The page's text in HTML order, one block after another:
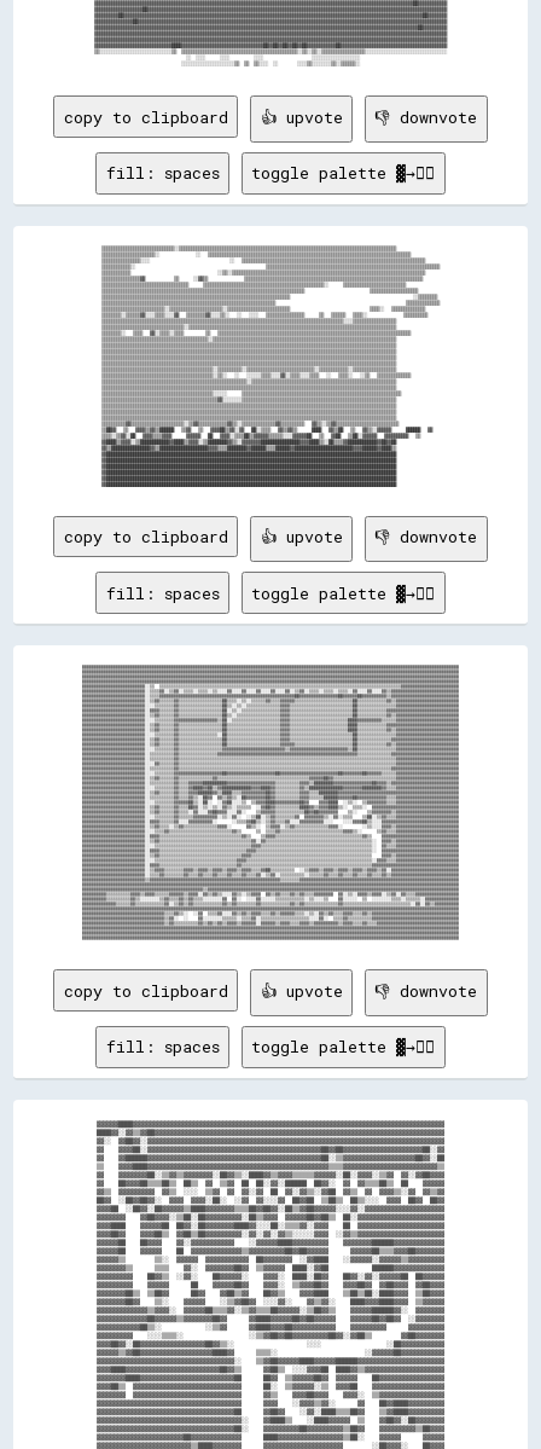
copy to clipboard 👍 upvote 👎 downvote
fill: spaces toggle palette ▓→✊🏽
▒▒▒▒▒▒▒▒▒▒▒▒▒▒▒▒▒▒▒▒▒▒▒▒▒▒▒▒▒▒░░▒▒▒▒▒▒▒▒▒▒▒▒▒▒▒▒▒▒▒▒▒▒▒▒▒▒▒▒▒▒▒▒▒▒▒▒▒▒▒▒▒▒▒▒▒▒▒▒▒▒▒▒▒▒▒▒▒▒▒▒▒▒▒▒▒▒▒▒▒▒▒▒▒▒▒▒▒▒▒▒▒▒▒▒▒▒▒▒▒▒
▒▒▒▒▒▒▒▒▒▒▒▒▒▒▒▒▒▒▒▒▒▒░░          ░░  ▒▒▒▒▒▒▒▒▒▒▒▒▒▒▒▒▒▒▒▒▒▒▒▒▒▒▒▒▒▒▒▒▒▒▒▒▒▒▒▒▒▒▒▒▒▒▒▒▒▒▒▒▒▒▒▒▒▒▒▒▒▒▒▒▒▒▒▒▒▒▒▒▒▒▒▒▒▒▒▒▒▒▒▒
▒▒▒▒▒▒▒▒▒▒▒▒▒▒▒▒░░░░                      ░░  ▒▒▒▒▒▒▒▒▒▒▒▒▒▒▒▒▒▒▒▒▒▒▒▒▒▒▒▒▒▒▒▒▒▒▒▒▒▒▒▒▒▒▒▒▒▒▒▒▒▒▒▒▒▒▒▒▒▒▒▒▒▒▒▒▒▒▒▒▒▒▒▒▒▒▒▒
▒▒▒▒▒▒▒▒▒▒▒▒░░                                    ▒▒▒▒▒▒▒▒▒▒▒▒▒▒▒▒▒▒▒▒▒▒▒▒▒▒▒▒▒▒▒▒▒▒▒▒▒▒▒▒▒▒▒▒▒▒▒▒▒▒▒▒▒▒▒▒▒▒▒▒▒▒▒▒▒▒▒▒▒▒▒▒
▒▒▒▒▒▒▒▒▒▒▒▒                        ░░▒▒░░▒▒▒▒▒▒▒▒▒▒▒▒▒▒▒▒▒▒▒▒▒▒▒▒▒▒▒▒▒▒▒▒▒▒▒▒▒▒▒▒▒▒▒▒▒▒▒▒▒▒▒▒▒▒▒▒▒▒▒▒▒▒▒▒▒▒▒▒▒▒▒▒▒▒▒▒▒▒▒▒
▒▒▒▒▒▒▒▒▒▒▒▒▒▒▒▒▓▓        ▒▒    ░░▓▓▒▒          ▒▒▒▒▒▒▒▒▒▒▒▒▒▒▒▒▒▒▒▒▒▒▒▒▒▒▒▒▒▒▒▒▒▒▒▒▒▒▒▒▒▒▒▒▒▒▒▒▒▒▒▒▒▒▒▒▒▒▒▒▒▒▒▒▒▒▒▒▒▒▒▒▒▒
▒▒▒▒▒▒▒▒▒▒▒▒▒▒▒▒▒▒▒▒▒▒▒▒▒▒▒▒▒▒▒▒▒▒▒▒    ▒▒▒▒▒▒▒▒▒▒▒▒▒▒▒▒▒▒▒▒▒▒▒▒▒▒▒▒▒▒▒▒▒▒▒▒▒▒▒▒▒▒▒▒▒▒▒▒▒▒░░    ▒▒▒▒▒▒▒▒▒▒▒▒▒▒▒▒▒▒▒▒▒▒▒▒▒▒
▒▒▒▒▒▒▒▒▒▒▒▒▒▒▒▒▒▒▒▒▒▒▒▒▒▒▒▒▒▒▒▒▒▒▒▒▒▒▒▒▒▒▒▒▒▒▒▒▒▒▒▒▒▒▒▒▒▒▒▒▒▒▒▒▒▒▒▒▒▒▒▒▒▒▒▒▒▒▒▒▒▒▒▒                  ▒▒▒▒▒▒▒▒▒▒▒▒▒▒▒▒▒▒▒▒
▒▒▒▒▒▒▒▒▒▒▒▒▒▒▒▒▒▒▒▒▒▒▒▒▒▒▒▒▒▒▒▒▒▒▒▒▒▒▒▒▒▒▒▒▒▒▒▒▒▒▒▒▒▒▒▒▒▒▒▒▒▒▒▒▒▒▒▒▒▒▒▒▒▒▒▒▒▒                                  ░░▒▒▒▒▒▒▒▒
▒▒▒▒▒▒▒▒▒▒▒▒▒▒▒▒▒▒▒▒▒▒▒▒▒▒▒▒▒▒▒▒▒▒▒▒▒▒▒▒▒▒▒▒▒▒▒▒▒▒▒▒▒▒▒▒▒▒▒▒▒▒▒▒▒▒▒▒▒▒▒▒                                    ▒▒▒▒▒▒▒▒▒▒▒▒▒▒
▒▒▒▒▒▒▒▒▒▒▒▒▒▒▒▒▒▒▒▒▒▒▒▒▒▒░░▒▒▒▒▒▒▒▒▒▒▒▒▒▒▒▒▒▒▒▒▒▒░░▒▒▒▒▒▒▒▒▒▒▒▒▒▒▒▒▒▒▒▒▒▒▒▒▒▒                      ▒▒▒▒░░  ▒▒▒▒▒▒▒▒▒▒▒▒▒▒
▒▒▒▒▒▒▒▒░░▒▒▒▒▒▒▓▓░░░░▒▒▒▒░░░░▓▓  ▒▒▒▒▒▒▒▒▓▓░░░░▒▒░░  ░░  ░░░░  ▒▒▒▒▒▒▒▒▒▒▒▒▒▒▒▒    ▒▒  ▒▒▒▒▒▒  ▒▒▒▒░░          ▒▒▒▒▒▒▒▒▒▒
▒▒▒▒▒▒▒▒▒▒▒▒▒▒▒▒▒▒▒▒▒▒▒▒▒▒▒▒▒▒▒▒▒▒▒▒▒▒▒▒▒▒▒▒▒▒▒▒▒▒▒▒▒▒▒▒▒▒▒▒▒▒▒▒▒▒▒▒▒▒▒▒▒▒▒▒▒▒▒▒▒▒▒▒▒▒▒▒▒▒▒▒▒▒▒▒▒▒▒▒░░░░▒▒▒▒▒▒▒▒▒▒▒▒▒▒▒▒▒▒
▒▒▒▒▒▒▒▒▒▒▒▒▒▒▒▒▒▒▒▒▒▒▒▒▒▒▒▒▒▒▒▒▒▒░░▒▒▒▒▒▒▒▒▒▒▒▒▒▒▒▒▒▒▒▒▒▒▒▒▒▒▒▒▒▒▒▒▒▒▒▒▒▒▒▒▒▒▒▒▒▒▒▒▒▒▒▒▒▒▒▒▒▒▒▒▒▒▒▒▒▒▒▒▒▒▒▒▒▒▒▒▒▒▒▒▒▒▒▒▒▒
▒▒▒▒▒▒▒▒░░  ▒▒▒▒  ▓▓░░▒▒▒▒░░▒▒▒▒      ▒▒  ▒▒▒▒▒▒▒▒▒▒▒▒▒▒▒▒▒▒▒▒▒▒▒▒▒▒▒▒▒▒▒▒▒▒▒▒▒▒▒▒▒▒▒▒▒▒▒▒▒▒▒▒▒▒▒▒▒▒▒▒▒▒▒▒▒▒▒▒▒▒▒▒▒▒▒▒▒▒▒▒
▒▒▒▒▒▒▒▒▒▒▒▒▒▒▒▒▒▒▒▒▒▒▒▒▒▒▒▒▒▒▒▒▒▒▒▒▒▒▒▒▒▒▒▒░░▒▒▒▒▒▒▒▒▒▒▒▒▒▒▒▒▒▒▒▒▒▒▒▒▒▒▒▒▒▒▒▒▒▒▒▒▒▒▒▒▒▒▒▒▒▒▒▒▒▒▒▒▒▒▒▒▒▒▒▒▒▒▒▒▒▒▒▒▒▒▒▒▒▒▒▒
▒▒▒▒▒▒▒▒▒▒▒▒▒▒▒▒▒▒▒▒▒▒▒▒▒▒▒▒▒▒▒▒▒▒▒▒▒▒▒▒▒▒▒▒▒▒▒▒▒▒▒▒▒▒▒▒▒▒▒▒▒▒▒▒▒▒▒▒▒▒▒▒▒▒▒▒▒▒▒▒▒▒▒▒▒▒▒▒▒▒▒▒▒▒▒▒▒▒▒▒▒▒▒▒▒▒▒▒▒▒▒▒▒▒▒▒▒▒▒▒▒▒
▒▒▒▒▒▒▒▒▒▒▒▒▒▒▒▒▒▒▒▒▒▒▒▒▒▒▒▒▒▒▒▒▒▒▒▒▒▒▒▒▒▒▒▒▒▒▒▒▒▒▒▒▒▒▒▒▒▒▒▒▒▒▒▒▒▒▒▒▒▒▒▒▒▒▒▒▒▒▒▒▒▒▒▒▒▒▒▒▒▒▒▒▒▒▒▒▒▒▒▒▒▒▒▒▒▒▒▒▒▒▒▒▒▒▒▒▒▒▒▒▒▒
▒▒▒▒▒▒▒▒▒▒▒▒▒▒▒▒▒▒▒▒▒▒▒▒▒▒▒▒▒▒▒▒▒▒▒▒▒▒▒▒▒▒▒▒▒▒▒▒▒▒▒▒▒▒▒▒▒▒▒▒▒▒▒▒▒▒▒▒▒▒▒▒▒▒▒▒▒▒▒▒▒▒▒▒▒▒▒▒▒▒▒▒▒▒▒▒▒▒▒▒▒▒▒▒▒▒▒▒▒▒▒▒▒▒▒▒▒▒▒▒▒▒
▒▒▒▒▒▒▒▒▒▒▒▒▒▒▒▒▒▒▒▒▒▒▒▒▒▒▒▒▒▒▒▒▒▒▒▒▒▒▒▒▒▒▒▒▒▒▒▒▒▒▒▒▒▒▒▒▒▒▒▒▒▒▒▒▒▒▒▒▒▒▒▒▒▒▒▒▒▒▒▒▒▒▒▒▒▒▒▒▒▒▒▒▒▒▒▒▒▒▒▒▒▒▒▒▒▒▒▒▒▒▒▒▒▒▒▒▒▒▒▒▒▒
▒▒▒▒▒▒▒▒▒▒▒▒▒▒▒▒▒▒▒▒▒▒▒▒▒▒▒▒▒▒▒▒▒▒▒▒▒▒▒▒▒▒▒▒▒▒░░▒▒▒▒▒▒▒▒▒▒░░▒▒▒▒▒▒▒▒▒▒▒▒▒▒▒▒▒▒▒▒▒▒▒▒▒▒▒▒░░▒▒▒▒▒▒▒▒▒▒▒▒░░▒▒▒▒▒▒▒▒▒▒▒▒▒▒▒▒▒▒
▒▒▒▒▒▒▒▒▒▒▒▒▒▒▒▒▒▒▒▒▒▒▒▒▒▒▒▒▒▒▒▒▒▒▒▒▒▒▒▒▒▒▒▒▒▒░░▒▒░░  ░░  ░░░░░░▒▒▒▒░░░░▓▓░░▒▒▒▒░░░░▒▒▒▒  ░░  ▒▒▒▒░░  ░░▒▒  ▒▒▒▒▒▒▒▒▒▒▒▒▒▒
▒▒▒▒▒▒▒▒▒▒▒▒▒▒▒▒▒▒▒▒▒▒▒▒▒▒▒▒▒▒▒▒▒▒▒▒▒▒▒▒▒▒▒▒▒▒▒▒▒▒▒▒▒▒▒▒▒▒▒▒░░▒▒▒▒▒▒▒▒▒▒▒▒▒▒▒▒▒▒▒▒▒▒▒▒▒▒▒▒▒▒▒▒▒▒▒▒▒▒▒▒▒▒▒▒▒▒▒▒▒▒▒▒▒▒▒▒▒▒▒▒
▒▒▒▒▒▒▒▒▒▒▒▒▒▒▒▒▒▒▒▒▒▒▒▒▒▒▒▒▒▒▒▒▒▒▒▒▒▒▒▒▒▒▒▒▒▒▒▒▒▒▒▒▒▒▒▒▒▒▒▒▒▒▒▒▒▒▒▒▒▒▒▒▒▒▒▒▒▒▒▒▒▒▒▒▒▒▒▒▒▒▒▒▒▒▒▒▒▒▒▒▒▒▒▒▒▒▒▒▒▒▒▒▒▒▒▒▒▒▒▒▒▒
▒▒▒▒▒▒▒▒▒▒▒▒▒▒▒▒▒▒▒▒▒▒▒▒▒▒▒▒▒▒▒▒▒▒▒▒▒▒▒▒▒▒▒▒▒▒░░░░░░    ▒▒▒▒▒▒▒▒▒▒▒▒▒▒▒▒▒▒▒▒▒▒▒▒▒▒▒▒▒▒▒▒▒▒▒▒▒▒▒▒▒▒▒▒▒▒▒▒▒▒▒▒▒▒▒▒▒▒▒▒▒▒▒▒▒▒
▒▒▒▒▒▒▒▒▒▒▒▒▒▒▒▒▒▒▒▒▒▒▒▒▒▒▒▒▒▒▒▒▒▒▒▒▒▒▒▒▒▒▒▒▒▒▒▒▓▓░░░░░░░░▒▒▒▒▒▒▒▒▒▒▒▒▒▒▒▒▒▒▒▒▒▒▒▒▒▒▒▒▒▒▒▒▒▒▒▒▒▒▒▒▒▒▒▒▒▒▒▒▒▒▒▒▒▒▒▒▒▒▒▒▒▒▒▒
▒▒▒▒▒▒▒▒▒▒▒▒▒▒▒▒▒▒▒▒▒▒▒▒▒▒▒▒▒▒▒▒▒▒▒▒▒▒▒▒▒▒▒▒▒▒▒▒▒▒▒▒▒▒▒▒▒▒▒▒▒▒▒▒▒▒▒▒▒▒▒▒▒▒▒▒▒▒▒▒▒▒▒▒▒▒▒▒▒▒▒▒▒▒▒▒▒▒▒▒▒▒▒▒▒▒▒▒▒▒▒▒▒▒▒▒▒▒▒▒▒▒
▒▒▒▒▒▒▒▒▒▒▒▒▒▒▒▒▒▒▒▒▒▒▒▒▒▒▒▒▒▒▒▒▒▒▒▒▒▒▒▒▒▒▒▒▒▒▒▒▒▒▒▒▒▒▒▒▒▒▒▒▒▒▒▒▒▒▒▒▒▒▒▒▒▒▒▒▒▒▒▒▒▒▒▒▒▒▒▒▒▒▒▒▒▒▒▒▒▒▒▒▒▒▒▒▒▒▒▒▒▒▒▒▒▒▒▒▒▒▒▒▒▒
▒▒▒▒▒▒▒▒▒▒▒▒▒▒▒▒▒▒▒▒▒▒▒▒▒▒▒▒▒▒▒▒▒▒▒▒▒▒▒▒▒▒▒▒▒▒▒▒▒▒▒▒▒▒▒▒▒▒▒▒▒▒▒▒▒▒▒▒▒▒▒▒▒▒▒▒▒▒▒▒▒▒▒▒▒▒▒▒▒▒▒▒▒▒▒▒▒▒▒▒▒▒▒▒▒▒▒▒▒▒▒▒▒▒▒▒▒▒▒▒▒▒
▒▒▒▒▒▒▒▒▒▒▓▓▒▒▒▒▒▒▒▒▒▒▒▒▒▒▒▒▒▒▒▒▒▒░░▒▒▓▓▒▒▒▒▒▒▒▒▒▒▒▒▓▓▒▒░░▒▒▒▒▒▒▒▒▒▒▒▒▒▒▓▓▒▒▒▒▒▒▒▒▒▒  ▓▓▒▒░░▒▒▓▓▒▒▒▒▒▒▒▒▒▒▒▒▒▒▒▒▒▒▒▒▒▒▒▒▒▒
▒▒██▓▓  ▒▒  ▓▓▓▓▒▒▓▓▒▒██████  ▒▒▓▓  ▒▒  ▓▓▓▓██▒▒▓▓░░▓▓  ██░░▒▒▒▒  ▓▓▒▒▓▓▒▒    ████  ▓▓▒▒██  ▒▒  ▓▓▒▒░░▓▓▓▓▓▓    ██████  ▓▓
▒▒▒▒░░▒▒▓▓░░██  ▓▓▓▓▒▒▒▒▓▓▓▓    ▓▓▓▓▓▓  ██  ▓▓▓▓░░▒▒▒▒██▒▒▓▓▓▓▓▓▒▒▒▒▒▒░░░░▓▓▓▓▓▓██  ▒▒  ▓▓██  ▒▒██░░▓▓▓▓▓▓  ▓▓▓▓▓▓▓▓▓▓  ▒▒
▓▓████▒▒▓▓▓▓░░▒▒████████████▓▓████▒▒▓▓▓▓░░▒▒████████▓▓▒▒░░▓▓▓▓▓▓▓▓████████████████▓▓▓▓████▒▒░░██▒▒▒▒▓▓████████████▓▓██▓▓██
▓▓▒▒████████████████▓▓▒▒████████████████████▓▓▓▓▒▒▒▒████████▓▓██████▒▒▒▒██████▓▓████████████████████████▓▓▓▓██████▓▓████▒▒
▓▓████████████████████████████████████████████████████████████████████████████████████████████████████████████████████████
▓▓████████████████████████████████████████████████████████████████████████████████████████████████████████████████████████
▓▓████████████████████████████████████████████████████████████████████████████████████████████████████████████████████████
▓▓████████████████████████████████████████████████████████████████████████████████████████████████████████████████████████
▓▓████████████████████████████████████████████████████████████████████████████████████████████████████████████████████████
copy to clipboard 👍 upvote 👎 downvote
fill: spaces toggle palette ▓→✊🏽
▓▓▓▓▓▓▓▓▓▓▓▓▓▓▓▓▓▓▓▓▓▓▓▓▓▓▓▓▓▓▓▓▓▓▓▓▓▓▓▓▓▓▓▓▓▓▓▓▓▓▓▓▓▓▓▓▓▓▓▓▓▓▓▓▓▓▓▓▓▓▓▓▓▓▓▓▓▓▓▓▓▓▓▓▓▓▓▓▓▓▓▓▓▓▓▓▓▓▓▓▓▓▓▓▓▓▓▓▓▓▓▓▓▓▓▓▓▓▓▓▓▓▓▓▓▓▓▓▓▓▓▓▓▓▓▓▓▓▓▓▓▓▓▓▓▓▓▓▓▓▓▓▓▓▓▓
▓▓▓▓▓▓▓▓▓▓▓▓▓▓▓▓▓▓▓▓▓▓▓▓▓▓▓▓▓▓▓▓▓▓▓▓▓▓▓▓▓▓▓▓▓▓▓▓▓▓▓▓▓▓▓▓▓▓▓▓▓▓▓▓▓▓▓▓▓▓▓▓▓▓▓▓▓▓▓▓▓▓▓▓▓▓▓▓▓▓▓▓▓▓▓▓▓▓▓▓▓▓▓▓▓▓▓▓▓▓▓▓▓▓▓▓▓▓▓▓▓▓▓▓▓▓▓▓▓▓▓▓▓▓▓▓▓▓▓▓▓▓▓▓▓▓▓▓▓▓▓▓▓▓▓▓
▓▓▓▓▓▓▓▓▓▓▓▓▓▓▓▓▓▓▓▓▓▓▓▓▓▓▓▓▓▓▓▓▓▓▓▓▓▓▓▓▓▓▓▓▓▓▓▓▓▓▓▓▓▓▓▓▓▓▓▓▓▓▓▓▓▓▓▓▓▓▓▓▓▓▓▓▓▓▓▓▓▓▓▓▓▓▓▓▓▓▓▓▓▓▓▓▓▓▓▓▓▓▓▓▓▓▓▓▓▓▓▓▓▓▓▓▓▓▓▓▓▓▓▓▓▓▓▓▓▓▓▓▓▓▓▓▓▓▓▓▓▓▓▓▓▓▓▓▓▓▓▓▓▓▓▓
▓▓▓▓▓▓▓▓▓▓▓▓▓▓▓▓▓▓▓▓▓▓▓▓▓▓▓▓▓▓▓▓▓▓▓▓▓▓▓▓▓▓▓▓▓▓▓▓▓▓▓▓▓▓▓▓▓▓▓▓▓▓▓▓▓▓▓▓▓▓▓▓▓▓▓▓▓▓▓▓▓▓▓▓▓▓▓▓▓▓▓▓▓▓▓▓▓▓▓▓▓▓▓▓▓▓▓▓▓▓▓▓▓▓▓▓▓▓▓▓▓▓▓▓▓▓▓▓▓▓▓▓▓▓▓▓▓▓▓▓▓▓▓▓▓▓▓▓▓▓▓▓▓▓▓▓
▓▓▓▓▓▓▓▓▓▓▓▓▓▓▓▓▓▓▓▓▓▓▓▓▓▓░░▒▒  ▒▒▒▒▒▒▒▒▒▒▒▒▒▒▒▒▒▒▒▒▒▒▒▒▒▒▒▒▒▒▒▒▒▒▒▒▒▒▒▒▒▒▒▒▒▒▒▒▒▒▒▒▒▒▒▒▒▒▒▒▒▒▒▒▒▒▒▒▒▒▒▒▒▒▒▒▒▒▒▒▒▒▒▒▒▒▒▒▒▒▒▒▒▒▒▒▒▒▒▒▓▓▓▓▓▓▓▓▓▓▓▓▓▓▓▓▓▓▓▓▓▓▓▓
▓▓▓▓▓▓▓▓▓▓▓▓▓▓▓▓▓▓▓▓▓▓▓▓▓▓░░▒▒▒▒▓▓░░▒▒▓▓░░▒▒▒▒░░▒▒▒▒░░▒▒░░░░▓▓░░░░▓▓░░░░▓▓░░░░▓▓░░░░▓▓░░▒▒▓▓░░▒▒▒▒░░▒▒▒▒░░▒▒▒▒░░▓▓░░░░▓▓░░░░▓▓▒▒▓▓▓▓▓▓▓▓▓▓▓▓▓▓▓▓▓▓▓▓▓▓▓▓▓▓▓▓
▓▓▓▓▓▓▓▓▓▓▓▓▓▓▓▓▓▓▓▓▓▓▓▓▓▓░░▒▒▒▒▓▓▓▓▓▓▓▓▓▓▓▓▓▓▓▓▓▓▓▓▓▓▓▓▓▓▓▓▓▓▓▓▓▓▓▓▓▓▓▓▓▓▓▓▓▓▓▓▓▓▓▓▓▓▓▓██▓▓▓▓▓▓▓▓▓▓▓▓▓▓▓▓██▓▓▓▓▓▓██▓▓▓▓▓▓▓▓▓▓▒▒▓▓▓▓▓▓▓▓▓▓▓▓▓▓▓▓▓▓▓▓▓▓▓▓▓▓▓▓
▓▓▓▓▓▓▓▓▓▓▓▓▓▓▓▓▓▓▓▓▓▓▓▓▓▓░░▒▒▓▓▒▒▒▒▒▒▓▓▒▒▒▒▒▒▒▒▒▒▒▒▒▒▒▒▒▒██▒▒▒▒░░▒▒░░▒▒▒▒▒▒▓▓▒▒▒▒▓▓▓▓▓▓▒▒▒▒▒▒▒▒▒▒▒▒▒▒▒▒▒▒▒▒▒▒▒▒██▒▒▒▒▒▒▒▒▒▒▒▒▓▓▒▒▓▓▓▓▓▓▓▓▓▓▓▓▓▓▓▓▓▓▓▓▓▓▓▓▓▓
▓▓▓▓▓▓▓▓▓▓▓▓▓▓▓▓▓▓▓▓▓▓▓▓▓▓░░░░▒▒▒▒▒▒▒▒▓▓▒▒▒▒▒▒▒▒▒▒▒▒▒▒▒▒▒▒██▒▒░░▒▒░░▒▒▒▒▒▒▒▒▒▒▒▒▒▒▓▓▓▓▒▒▒▒▒▒▒▒▒▒▒▒▒▒▒▒▒▒▒▒▒▒▒▒▒▒██▒▒▒▒▒▒▒▒▒▒▒▒▒▒▒▒▓▓▓▓▓▓▓▓▓▓▓▓▓▓▓▓▓▓▓▓▓▓▓▓▓▓
▓▓▓▓▓▓▓▓▓▓▓▓▓▓▓▓▓▓▓▓▓▓▓▓▓▓░░▓▓▓▓▒▒▒▒▒▒▓▓▒▒▒▒▒▒▒▒▒▒▒▒▒▒▒▒▒▒██░░▒▒░░▒▒▒▒▒▒▒▒▒▒▒▒▒▒▒▒▓▓▓▓▒▒▒▒▒▒▒▒▒▒▒▒▒▒▒▒▒▒▒▒▒▒▒▒▒▒██▒▒▒▒▒▒▒▒▒▒▒▒▓▓▓▓▓▓▓▓▓▓▓▓▓▓▓▓▓▓▓▓▓▓▓▓▓▓▓▓▓▓
▓▓▓▓▓▓▓▓▓▓▓▓▓▓▓▓▓▓▓▓▓▓▓▓▓▓░░▒▒▓▓▒▒▒▒▒▒▓▓▒▒▒▒▒▒▒▒▒▒▒▒▒▒▒▒▒▒██▒▒░░▒▒▒▒▒▒▒▒▒▒▒▒▒▒▒▒▒▒▓▓▓▓▒▒▒▒▒▒▒▒▒▒▒▒▒▒▒▒▒▒▒▒▒▒▒▒▒▒██▒▒▒▒▒▒▒▒▒▒▒▒▓▓▒▒▓▓▓▓▓▓▓▓▓▓▓▓▓▓▓▓▓▓▓▓▓▓▓▓▓▓
▓▓▓▓▓▓▓▓▓▓▓▓▓▓▓▓▓▓▓▓▓▓▓▓▓▓░░░░▒▒▒▒▒▒▒▒▓▓▓▓▓▓▓▓▓▓▓▓▓▓▓▓▓▓▒▒██░░▒▒▒▒▒▒▒▒▒▒▒▒▒▒▒▒▒▒▒▒▓▓▓▓▒▒▒▒▒▒▒▒▒▒▒▒▒▒▒▒▒▒▒▒▒▒▒▒████▓▓▓▓▓▓▓▓▓▓▒▒▒▒▒▒▓▓▓▓▓▓▓▓▓▓▓▓▓▓▓▓▓▓▓▓▓▓▓▓▓▓
▓▓▓▓▓▓▓▓▓▓▓▓▓▓▓▓▓▓▓▓▓▓▓▓▓▓░░▒▒▓▓▒▒▒▒▒▒▓▓▒▒▒▒▒▒▒▒▒▒▒▒▒▒▒▒▒▒██▒▒▒▒▒▒▒▒▒▒▒▒▒▒▒▒▒▒▒▒▒▒▓▓▓▓▒▒▒▒▒▒▒▒▒▒▒▒▒▒▒▒▒▒▒▒▒▒▒▒████▒▒▒▒▒▒▒▒▒▒▒▒▓▓▓▓▓▓▓▓▓▓▓▓▓▓▓▓▓▓▓▓▓▓▓▓▓▓▓▓▓▓
▓▓▓▓▓▓▓▓▓▓▓▓▓▓▓▓▓▓▓▓▓▓▓▓▓▓░░▒▒▓▓▒▒▒▒▒▒▓▓▒▒▒▒▒▒▒▒▒▒▒▒▒▒▒▒▒▒██▒▒▒▒▒▒▒▒▒▒▒▒▒▒▒▒▒▒▒▒▒▒▓▓▓▓▒▒▒▒▒▒▒▒▒▒▒▒▒▒▒▒▒▒▒▒▒▒▒▒████▒▒▒▒▒▒▒▒▒▒▒▒▓▓▒▒▓▓▓▓▓▓▓▓▓▓▓▓▓▓▓▓▓▓▓▓▓▓▓▓▓▓
▓▓▓▓▓▓▓▓▓▓▓▓▓▓▓▓▓▓▓▓▓▓▓▓▓▓░░░░▒▒▒▒▒▒▒▒▓▓▒▒▒▒▒▒▒▒▒▒▒▒▒▒▒▒░░██▒▒▒▒▒▒▒▒▒▒▒▒▒▒▒▒▒▒▒▒▒▒▓▓▓▓▒▒▒▒▒▒▒▒▒▒▒▒▒▒▒▒▒▒▒▒▒▒▒▒▒▒██▒▒▒▒▒▒▒▒▒▒▒▒▒▒▒▒▓▓▓▓▓▓▓▓▓▓▓▓▓▓▓▓▓▓▓▓▓▓▓▓▓▓
▓▓▓▓▓▓▓▓▓▓▓▓▓▓▓▓▓▓▓▓▓▓▓▓▓▓░░▒▒▓▓▒▒▒▒▒▒▓▓▒▒▒▒▒▒▒▒▒▒▒▒▒▒▒▒▒▒██▒▒▒▒▒▒▒▒▒▒▒▒▒▒▒▒▒▒▒▒▒▒▓▓▓▓▒▒▒▒▒▒▒▒▒▒▒▒▒▒▒▒▒▒▒▒▒▒▒▒▒▒██▒▒▒▒▒▒▒▒▒▒▒▒▒▒▓▓▓▓▓▓▓▓▓▓▓▓▓▓▓▓▓▓▓▓▓▓▓▓▓▓▓▓
▓▓▓▓▓▓▓▓▓▓▓▓▓▓▓▓▓▓▓▓▓▓▓▓▓▓░░▒▒▓▓▒▒▒▒▒▒▓▓▒▒▒▒▒▒▒▒▒▒▒▒▒▒▒▒▒▒██▒▒▒▒▒▒▒▒▒▒▒▒▒▒▒▒▒▒▒▒▒▒▓▓▓▓▓▓▒▒▒▒▒▒▒▒▒▒▒▒▒▒▒▒▒▒▒▒▒▒▒▒██▒▒▒▒▒▒▒▒▒▒▒▒▓▓▒▒▓▓▓▓▓▓▓▓▓▓▓▓▓▓▓▓▓▓▓▓▓▓▓▓▓▓
▓▓▓▓▓▓▓▓▓▓▓▓▓▓▓▓▓▓▓▓▓▓▓▓▓▓░░░░▒▒▒▒▒▒▒▒▓▓▒▒▒▒▒▒▒▒▒▒▒▒▒▒▒▒▒▒▓▓▓▓▓▓▓▓▓▓▓▓▓▓▓▓▓▓▓▓▓▓▓▓▓▓▒▒▓▓▓▓▓▓▓▓▓▓▓▓▓▓▓▓▓▓▓▓▓▓▓▓▒▒██▒▒▒▒▒▒▒▒▒▒▒▒▒▒▒▒▓▓▓▓▓▓▓▓▓▓▓▓▓▓▓▓▓▓▓▓▓▓▓▓▓▓
▓▓▓▓▓▓▓▓▓▓▓▓▓▓▓▓▓▓▓▓▓▓▓▓▓▓░░▒▒▒▒▒▒▒▒▒▒▓▓▒▒▒▒▒▒▒▒▒▒▒▒▒▒▒▒▓▓▓▓▓▓▓▓▓▓▓▓▓▓▓▓▓▓▓▓▓▓▓▓▓▓▓▓▓▓▓▓▓▓▓▓▓▓▓▓▓▓▓▓▓▓▓▓▓▓▓▓▓▓▓▓▓▓▒▒▒▒▒▒▒▒▒▒▒▒▒▒▓▓▓▓▓▓▓▓▓▓▓▓▓▓▓▓▓▓▓▓▓▓▓▓▓▓▓▓
▓▓▓▓▓▓▓▓▓▓▓▓▓▓▓▓▓▓▓▓▓▓▓▓▓▓░░▒▒▒▒▒▒▒▒▒▒▓▓▒▒▒▒▒▒▒▒▒▒▒▒▒▒▒▒▒▒▒▒▒▒▒▒▒▒▒▒▒▒▒▒▒▒▒▒▒▒▒▒▒▒▒▒▒▒▒▒▒▒▒▒▒▒▒▒▒▒▒▒▒▒▒▒▒▒▒▒▒▒▒▒▒▒▒▒▒▒▒▒▒▒▒▒▒▒▒▒▒▒▓▓▓▓▓▓▓▓▓▓▓▓▓▓▓▓▓▓▓▓▓▓▓▓▓▓
▓▓▓▓▓▓▓▓▓▓▓▓▓▓▓▓▓▓▓▓▓▓▓▓▓▓░░░░▓▓▒▒▒▒▒▒▓▓▒▒▒▒▒▒▒▒▒▒▒▒▒▒▒▒▒▒▒▒▒▒▒▒▒▒▒▒▒▒▒▒▒▒▒▒▒▒▒▒▒▒▒▒▒▒▒▒▒▒▒▒▒▒▒▒▒▒▒▒▒▒▒▒▒▒▒▒▒▒▒▒▒▒▒▒▒▒▒▒▒▒▒▒▒▒▒▒▒▒▓▓▓▓▓▓▓▓▓▓▓▓▓▓▓▓▓▓▓▓▓▓▓▓▓▓
▓▓▓▓▓▓▓▓▓▓▓▓▓▓▓▓▓▓▓▓▓▓▓▓▓▓░░▒▒▒▒▒▒▒▒▒▒▓▓▒▒▒▒▒▒▒▒▒▒▒▒▒▒▒▒▒▒▒▒▒▒▒▒▒▒▒▒▒▒▒▒▒▒▒▒▒▒▒▒▒▒▒▒▒▒▒▒▒▒▒▒▒▒▒▒▒▒▒▒▒▒▒▒▒▒▒▒▒▒▒▒▒▒▒▒▒▒▒▒▒▒▒▒▒▒▒▒▓▓▓▓▓▓▓▓▓▓▓▓▓▓▓▓▓▓▓▓▓▓▓▓▓▓▓▓
▓▓▓▓▓▓▓▓▓▓▓▓▓▓▓▓▓▓▓▓▓▓▓▓▓▓░░░░▒▒▒▒▒▒▒▒▓▓▓▓▓▓▓▓▓▓▓▓▓▓▓▓▓▓▓▓██▓▓▓▓▓▓▓▓▓▓▓▓▓▓▓▓▓▓▓▓██▓▓▓▓▓▓▓▓▓▓▓▓▓▓▓▓▓▓▓▓▓▓▓▓██▓▓▓▓▓▓▓▓██▓▓▓▓▓▓▒▒▒▒▒▒▓▓▓▓▓▓▓▓▓▓▓▓▓▓▓▓▓▓▓▓▓▓▓▓▓▓
▓▓▓▓▓▓▓▓▓▓▓▓▓▓▓▓▓▓▓▓▓▓▓▓▓▓░░▒▒▓▓▒▒▒▒▒▒▓▓▒▒▒▒▒▒▒▒▒▒▒▒▒▒▓▓▒▒▒▒▒▒▒▒▒▒▒▒▒▒▒▒▒▒▒▒▒▒▒▒▒▒▒▒▒▒▒▒▒▒▒▒▒▒▓▓▓▓▓▓██▓▓▒▒▒▒▒▒▒▒▒▒▒▒▒▒▒▒▒▒▒▒▒▒▒▒▒▒▓▓▓▓▓▓▓▓▓▓▓▓▓▓▓▓▓▓▓▓▓▓▓▓▓▓
▓▓▓▓▓▓▓▓▓▓▓▓▓▓▓▓▓▓▓▓▓▓▓▓▓▓░░▒▒▒▒▒▒▒▒▒▒▓▓▒▒▒▒▓▓▓▓▓▓██████████▓▓▓▓▓▓▓▓▓▓▓▓▓▓▓▓▓▓▓▓▒▒▒▒▒▒▒▒▒▒▓▓▓▓▒▒████████▓▓▓▓▓▓▓▓▓▓▓▓▓▓▓▓██▓▓▓▓▒▒▓▓▓▓▓▓▓▓▓▓▓▓▓▓▓▓▓▓▓▓▓▓▓▓▓▓▓▓
▓▓▓▓▓▓▓▓▓▓▓▓▓▓▓▓▓▓▓▓▓▓▓▓▓▓░░░░▒▒▒▒▒▒▒▒▓▓▒▒▒▒▓▓████▓▓██▒▒▓▓████████████▓▓▓▓████▓▓▒▒▒▒▒▒▒▒▒▒▓▓▒▒██████████████▓▓▓▓▓▓▓▓████████▓▓▒▒▒▒▓▓▓▓▓▓▓▓▓▓▓▓▓▓▓▓▓▓▓▓▓▓▓▓▓▓
▓▓▓▓▓▓▓▓▓▓▓▓▓▓▓▓▓▓▓▓▓▓▓▓▓▓░░▒▒▓▓▒▒▒▒▒▒▓▓▒▒▒▒▓▓▓▓██████▓▓▒▒████▒▒▒▒▓▓▓▓▓▓▓▓▓▓██▓▓▒▒▒▒▒▒▒▒▒▒▓▓▓▓▒▒▒▒████████▓▓▓▓▓▓▓▓▓▓▓▓▓▓▓▓▓▓▓▓▓▓▓▓▓▓▓▓▓▓▓▓▓▓▓▓▓▓▓▓▓▓▓▓▓▓▓▓▓▓
▓▓▓▓▓▓▓▓▓▓▓▓▓▓▓▓▓▓▓▓▓▓▓▓▓▓░░▒▒▒▒▒▒▒▒▒▒▓▓▒▒▒▒▓▓▒▒░░██▓▓  ▓▓▒▒▓▓▒▒░░██▓▓▓▓▓▓▓▓██▓▓▒▒▒▒▒▒▒▒▒▒▓▓▓▓▒▒▒▒▒▒██████▓▓▓▓▓▓██▓▓▓▓▓▓▓▓▓▓▓▓▒▒▒▒▓▓▓▓▓▓▓▓▓▓▓▓▓▓▓▓▓▓▓▓▓▓▓▓▓▓
▓▓▓▓▓▓▓▓▓▓▓▓▓▓▓▓▓▓▓▓▓▓▓▓▓▓░░░░▒▒▒▒▒▒▒▒▓▓▓▓▓▓██▒▒░░██░░  ░░▓▓██░░░░▒▒  ▒▒▓▓▓▓████▓▓▓▓▓▓▓▓▓▓██▓▓    ▓▓▓▓████  ░░▒▒░░  ▒▒▓▓▓▓▓▓▓▓▒▒▒▒▓▓▓▓▓▓▓▓▓▓▓▓▓▓▓▓▓▓▓▓▓▓▓▓▓▓
▓▓▓▓▓▓▓▓▓▓▓▓▓▓▓▓▓▓▓▓▓▓▓▓▓▓░░▒▒▓▓▒▒▒▒▒▒▓▓▒▒▒▒██▓▓░░▒▒░░▒▒░░▓▓▒▒░░▒▒▒▒▒▒  ░░▓▓██▓▓▒▒▒▒▒▒▒▒▒▒████▓▓▒▒▓▓▓▓████▒▒░░  ▒▒▒▒░░  ▓▓▓▓▓▓▓▓▓▓▓▓▓▓▓▓▓▓▓▓▓▓▓▓▓▓▓▓▓▓▓▓▓▓▓▓
▓▓▓▓▓▓▓▓▓▓▓▓▓▓▓▓▓▓▓▓▓▓▓▓▓▓░░▒▒▓▓▒▒▒▒▒▒▓▓▒▒▒▒░░▓▓░░░░▓▓██▓▓▓▓░░░░▓▓░░    ▒▒▓▓▓▓▓▓▒▒▒▒▒▒▒▒▒▒▒▒██▓▓██▓▓▓▓▓▓▓▓    ▒▒░░    ▒▒▓▓▓▓▓▓▓▓▒▒▓▓▓▓▓▓▓▓▓▓▓▓▓▓▓▓▓▓▓▓▓▓▓▓▓▓
▓▓▓▓▓▓▓▓▓▓▓▓▓▓▓▓▓▓▓▓▓▓▓▓▓▓░░░░▒▒▒▒▒▒▒▒▓▓▒▒▒▒▒▒▓▓▓▓▓▓▓▓▓▓░░▒▒░░▓▓░░  ░░▒▒██░░▒▒▓▓▒▒▒▒▒▒▒▒▓▓  ▓▓▓▓▓▓▓▓▒▒░░▓▓░░▒▒▒▒    ▒▒██░░▒▒▓▓▒▒▒▒▓▓▓▓▓▓▓▓▓▓▓▓▓▓▓▓▓▓▓▓▓▓▓▓▓▓
▓▓▓▓▓▓▓▓▓▓▓▓▓▓▓▓▓▓▓▓▓▓▓▓▓▓░░▓▓▓▓▒▒▒▒▒▒▓▓░░░░▓▓▓▓▓▓▓▓▓▓░░      ░░▒▒▒▒▓▓██▒▒░░▒▒▓▓▒▒▒▒▓▓░░░░▓▓▓▓▓▓▓▓▓▓░░░░    ░░░░▓▓▓▓██▒▒░░░░▓▓▓▓▓▓▓▓▓▓▓▓▓▓▓▓▓▓▓▓▓▓▓▓▓▓▓▓▓▓▓▓
▓▓▓▓▓▓▓▓▓▓▓▓▓▓▓▓▓▓▓▓▓▓▓▓▓▓░░▒▒▓▓▒▒▒▒░░▒▒▓▓▒▒▒▒▒▒▒▒▒▒▒▒▒▒▓▓▓▓░░      ▓▓▒▒░░  ▒▒▓▓▓▓░░▒▒▓▓▒▒▒▒▒▒▒▒▒▒▒▒▒▒▓▓▓▓░░        ░░▒▒░░░░▓▓▓▓▒▒▓▓▓▓▓▓▓▓▓▓▓▓▓▓▓▓▓▓▓▓▓▓▓▓▓▓
▓▓▓▓▓▓▓▓▓▓▓▓▓▓▓▓▓▓▓▓▓▓▓▓▓▓░░░░▒▒▒▒▓▓▒▒▒▒▒▒▒▒▒▒▒▒▒▒▒▒▒▒▒▒▒▒▒▒▒▒▓▓▒▒      ▒▒  ▒▒▒▒▓▓▒▒▒▒▒▒▒▒▒▒▒▒▒▒▒▒▒▒▒▒▒▒▒▒▒▒▓▓▓▓▒▒░░      ▒▒▓▓▒▒▒▒▓▓▓▓▓▓▓▓▓▓▓▓▓▓▓▓▓▓▓▓▓▓▓▓▓▓
▓▓▓▓▓▓▓▓▓▓▓▓▓▓▓▓▓▓▓▓▓▓▓▓▓▓░░▓▓▓▓▒▒▒▒▒▒▒▒▒▒▒▒▒▒▒▒▒▒▒▒▒▒▒▒▒▒▒▒▒▒▒▒▒▒▓▓▒▒    ▒▒▓▓▓▓▒▒▒▒▒▒▒▒▒▒▒▒▒▒▒▒▒▒▒▒▒▒▒▒▒▒▒▒▒▒▒▒▒▒▒▒▓▓▒▒    ▓▓▓▓▓▓▓▓▓▓▓▓▓▓▓▓▓▓▓▓▓▓▓▓▓▓▓▓▓▓▓▓
▓▓▓▓▓▓▓▓▓▓▓▓▓▓▓▓▓▓▓▓▓▓▓▓▓▓░░▒▒▓▓▒▒▒▒▒▒▒▒▒▒▒▒▒▒▒▒▒▒▒▒▒▒▒▒▒▒▒▒▒▒▒▒▒▒▒▒▒▒▓▓░░▓▓▒▒▒▒▒▒▒▒▒▒▒▒▒▒▒▒▒▒▒▒▒▒▒▒▒▒▒▒▒▒▒▒▒▒▒▒▒▒▒▒▒▒▒▒░░  ▓▓▓▓▒▒▓▓▓▓▓▓▓▓▓▓▓▓▓▓▓▓▓▓▓▓▓▓▓▓▓▓
▓▓▓▓▓▓▓▓▓▓▓▓▓▓▓▓▓▓▓▓▓▓▓▓▓▓░░░░▒▒▒▒▒▒▒▒▒▒▒▒▒▒▒▒▒▒▒▒▒▒▒▒▒▒▒▒▒▒▒▒▒▒▒▒▒▒▒▒▓▓▓▓▒▒▒▒▒▒▒▒▒▒▒▒▒▒▒▒▒▒▒▒▒▒▒▒▒▒▒▒▒▒▒▒▒▒▒▒▒▒▒▒▒▒▒▒▒▒░░  ▓▓▒▒▒▒▓▓▓▓▓▓▓▓▓▓▓▓▓▓▓▓▓▓▓▓▓▓▓▓▓▓
▓▓▓▓▓▓▓▓▓▓▓▓▓▓▓▓▓▓▓▓▓▓▓▓▓▓░░▓▓▓▓▒▒▒▒▒▒▒▒▒▒▒▒▒▒▒▒▒▒▒▒▒▒▒▒▒▒▒▒▒▒▒▒▒▒▒▒▓▓▓▓▒▒▒▒▒▒▒▒▒▒▒▒▒▒▒▒▒▒▒▒▒▒▒▒▒▒▒▒▒▒▒▒▒▒▒▒▒▒▒▒▒▒▒▒▒▒▒▒░░  ▓▓▓▓▓▓▓▓▓▓▓▓▓▓▓▓▓▓▓▓▓▓▓▓▓▓▓▓▓▓▓▓
▓▓▓▓▓▓▓▓▓▓▓▓▓▓▓▓▓▓▓▓▓▓▓▓▓▓░░▒▒▓▓▒▒▒▒▒▒▒▒▒▒▒▒▒▒▒▒▒▒▒▒▒▒▒▒▒▒▒▒▒▒▒▒▒▒▓▓▓▓▒▒▒▒▒▒▒▒▒▒▒▒▒▒▒▒▒▒▒▒▒▒▒▒▒▒▒▒▒▒▒▒▒▒▒▒▒▒▒▒▒▒▒▒▒▒▒▒▒▒    ▓▓▓▓▒▒▓▓▓▓▓▓▓▓▓▓▓▓▓▓▓▓▓▓▓▓▓▓▓▓▓▓
▓▓▓▓▓▓▓▓▓▓▓▓▓▓▓▓▓▓▓▓▓▓▓▓▓▓░░░░▒▒▒▒▒▒▒▒▒▒▒▒▒▒▒▒▒▒▒▒▒▒▒▒▒▒▒▒▒▒▒▒▒▒▓▓▓▓▒▒▒▒▒▒▒▒▒▒▒▒▒▒▒▒▒▒▒▒▒▒▒▒▒▒▒▒▒▒▒▒▒▒▒▒▒▒▒▒▒▒▒▒▒▒▒▒▒▒▒▒░░▓▓▓▓▒▒▒▒▓▓▓▓▓▓▓▓▓▓▓▓▓▓▓▓▓▓▓▓▓▓▓▓▓▓
▓▓▓▓▓▓▓▓▓▓▓▓▓▓▓▓▓▓▓▓▓▓▓▓▓▓░░▓▓▓▓▒▒▒▒▒▒▒▒▒▒▒▒▒▒▒▒▒▒▒▒▒▒▒▒▒▒▒▒▒▒▒▒▓▓▒▒▒▒▒▒▒▒▒▒▒▒▒▒▒▒▒▒▒▒▒▒▒▒▒▒▒▒▒▒▒▒▒▒▒▒▒▒▒▒▒▒▒▒▒▒▒▒▒▒▒▒▒▒▓▓▓▓▓▓▓▓▓▓▓▓▓▓▓▓▓▓▓▓▓▓▓▓▓▓▓▓▓▓▓▓▓▓▓▓
▓▓▓▓▓▓▓▓▓▓▓▓▓▓▓▓▓▓▓▓▓▓▓▓▓▓░░▒▒▓▓▓▓▒▒▒▒▒▒▒▒▓▓▓▓▒▒▓▓▓▓▒▒▓▓▓▓▒▒▓▓▓▓▒▒▓▓▓▓▒▒▒▒▓▓██▒▒▒▒▒▒▒▒▒▒  ░░▒▒▓▓▓▓▒▒▓▓▓▓▒▒▓▓▓▓▒▒▓▓▓▓▒▒▓▓▓▓▒▒▓▓░░▓▓▓▓▓▓▓▓▓▓▓▓▓▓▓▓▓▓▓▓▓▓▓▓▓▓▓▓
▓▓▓▓▓▓▓▓▓▓▓▓▓▓▓▓▓▓▓▓▓▓▓▓▓▓░░▒▒▒▒▓▓▒▒▒▒▒▒▒▒▓▓▒▒▒▒▓▓▒▒▒▒▓▓▒▒▒▒▓▓▒▒▒▒▓▓▒▒▒▒▓▓░░▒▒▓▓░░▒▒▒▒▒▒▒▒▒▒░░▒▒▒▒▒▒▓▓▒▒▒▒▓▓▒▒▒▒▓▓▒▒▒▒▓▓▒▒▒▒▓▓▒▒▓▓▓▓▓▓▓▓▓▓▓▓▓▓▓▓▓▓▓▓▓▓▓▓▓▓▓▓
▓▓▓▓▓▓▓▓▓▓▓▓▓▓▓▓▓▓▓▓▓▓▓▓▓▓▒▒▓▓▓▓▓▓▓▓▓▓▓▓▓▓▓▓▓▓▓▓▓▓▓▓▓▓▓▓▓▓▓▓▓▓▓▓▓▓▓▓▓▓▓▓▓▓▓▓▓▓▓▓▓▓▒▒▒▒▒▒▒▒▓▓▓▓▓▓▓▓▓▓▓▓▓▓▓▓▓▓▓▓▓▓▓▓▓▓▓▓▓▓▓▓▓▓▓▓▓▓▓▓▓▓▓▓▓▓▓▓▓▓▓▓▓▓▓▓▓▓▓▓▓▓▓▓▓▓
▓▓▓▓▓▓▓▓▓▓▓▓▓▓▓▓▓▓▓▓▓▓▓▓▓▓▓▓▓▓▓▓▓▓▓▓▓▓▓▓▓▓▓▓▓▓▓▓▓▓▓▓▓▓▓▓▓▓▓▓▓▓▓▓▓▓▓▓▓▓▓▓▓▓▓▓▓▓▓▓▓▓▓▓▓▓▓▓▓▓▓▓▓▓▓▓▓▓▓▓▓▓▓▓▓▓▓▓▓▓▓▓▓▓▓▓▓▓▓▓▓▓▓▓▓▓▓▓▓▓▓▓▓▓▓▓▓▓▓▓▓▓▓▓▓▓▓▓▓▓▓▓▓▓▓▓
▓▓▓▓▓▓▓▓▓▓▓▓▓▓▓▓▓▓▓▓▓▓▓▓▓▓▓▓▓▓▓▓▓▓▓▓▓▓▓▓▓▓▓▓▓▓▓▓▓▓▒▒▓▓▓▓▓▓▓▓▓▓▓▓▓▓▓▓▓▓▓▓▓▓▓▓▓▓▓▓▓▓▓▓▓▓▓▓▓▓▓▓▓▓▓▓▓▓▓▓▓▓▓▓▓▓▓▓▓▓▓▓▓▓▓▓▓▓▓▓▓▓▓▓▓▓▓▓▓▓▓▓▓▓▓▓▓▓▓▓▓▓▓▓▓▓▓▓▓▓▓▓▓▓▓▓
▓▓▓▓▓▓▓▓▓▓▒▒▒▒▒▒▒▒▒▒▓▓▓▓▒▒▓▓▓▓▒▒▒▒▒▒▓▓▓▓▓▓▒▒▓▓▓▓░░▓▓▒▒▓▓▒▒░░░░▓▓▒▒░░▒▒▓▓▓▓  ▓▓▒▒▓▓▒▒▒▒▓▓▒▒▓▓▒▒▒▒▓▓▓▓▓▓▓▓  ▓▓░░▒▒░░▓▓▓▓▒▒▓▓▓▓░░▒▒▓▓░░▓▓▒▒▒▒▓▓▓▓▓▓▓▓▓▓▓▓▓▓▓▓▓▓
▓▓▓▓▓▓▓▓▓▓▒▒▒▒▒▒▒▒▒▒▓▓▒▒░░░░░░░░▒▒▓▓▒▒▒▒▓▓▒▒▓▓▒▒▒▒░░░░░░░░▓▓  ▓▓░░  ░░░░▓▓░░░░░░▒▒▒▒▒▒▒▒▒▒▒▒░░▒▒░░░░▒▒    ▓▓░░░░░░  ▒▒  ░░░░░░░░▒▒▒▒░░▒▒▒▒▒▒░░▓▓▓▓▓▓▓▓▓▓▓▓▓▓
▓▓▓▓▓▓▓▓▓▓▓▓▓▓▒▒▒▒▒▒▓▓▒▒▒▒▒▒▒▒▒▒▒▒▓▓░░▒▒▓▓▒▒▓▓▒▒▒▒▒▒▒▒▒▒▒▒▓▓▒▒▓▓▒▒▒▒▒▒▒▒▓▓▒▒▒▒▒▒▒▒▒▒▒▒▓▓▒▒▓▓▒▒▒▒▒▒▒▒▒▒▒▒▒▒▓▓▒▒▒▒▒▒▒▒▒▒▒▒▒▒▒▒▒▒▒▒▒▒▒▒▒▒▒▒░░▓▓░░▓▓▒▒▓▓▓▓▓▓▓▓▓▓
▓▓▓▓▓▓▓▓▓▓▓▓▓▓▓▓▓▓▓▓▓▓▓▓▓▓▓▓▓▓▓▓▓▓▓▓▓▓▓▓▓▓▓▓▓▓▓▓▓▓▓▓▓▓▓▓▓▓▓▓▓▓▓▓▓▓▓▓▓▓▓▓▓▓▓▓▓▓▓▓▓▓▓▓▓▓▓▓▓▓▓▓▓▓▓▓▓▓▓▓▓▓▓▓▓▓▓▓▓▓▓▓▓▓▓▓▓▓▓▓▓▓▓▓▓▓▓▓▓▓▓▓▓▓▓▓▓▓▓▓▓▓▓▓▓▓▓▓▓▓▓▓▓▓▓▓
▓▓▓▓▓▓▓▓▓▓▓▓▓▓▓▓▓▓▓▓▓▓▓▓▓▓▓▓▓▓▓▓▓▓▒▒▒▒▓▓▒▒░░  ░░▓▓  ▒▒▒▒▓▓░░░░▓▓▒▒▓▓▒▒▓▓▓▓▒▒▒▒▓▓▒▒▓▓▓▓▓▓▒▒▒▒░░▒▒░░▓▓▒▒▓▓▒▒▒▒▓▓▓▓▒▒▒▒▓▓▒▒▓▓▓▓▓▓▓▓▓▓▓▓▓▓▓▓▓▓▓▓▓▓▓▓▓▓▓▓▓▓▓▓▓▓▓▓
▓▓▓▓▓▓▓▓▓▓▓▓▓▓▓▓▓▓▓▓▓▓▓▓▓▓▓▓▓▓▓▓▓▓▒▒▓▓░░  ░░    ▓▓░░░░░░░░▒▒▒▒▒▒░░▒▒▒▒▓▓░░▒▒▒▒▒▒▒▒▒▒▒▒▒▒▒▒▒▒▒▒░░░░▓▓░░  ▒▒▒▒▓▓▒▒▒▒▒▒▒▒▒▒▓▓▓▓▓▓▓▓▓▓▓▓▓▓▓▓▓▓▓▓▓▓▓▓▓▓▓▓▓▓▓▓▓▓▓▓
▓▓▓▓▓▓▓▓▓▓▓▓▓▓▓▓▓▓▓▓▓▓▓▓▓▓▓▓▓▓▓▓▓▓▒▒▓▓▒▒▒▒▒▒▒▒▒▒▓▓▒▒▓▓▒▒▓▓▒▒▓▓▓▓▒▒▓▓▓▓▓▓░░▓▓▓▓▓▓▒▒▓▓▓▓▒▒▒▒▓▓▓▓▒▒▓▓▓▓▓▓▓▓▓▓▒▒▓▓▓▓▒▒▒▒▓▓▒▒▒▒▓▓▓▓▓▓▓▓▓▓▓▓▓▓▓▓▓▓▓▓▓▓▓▓▓▓▓▓▓▓▓▓▓▓
▓▓▓▓▓▓▓▓▓▓▓▓▓▓▓▓▓▓▓▓▓▓▓▓▓▓▓▓▓▓▓▓▓▓▓▓▓▓▓▓▓▓▓▓▓▓▓▓▓▓▓▓▓▓▓▓▓▓▓▓▓▓▓▓▓▓▓▓▓▓▓▓▓▓▓▓▓▓▓▓▓▓▓▓▓▓▓▓▓▓▓▓▓▓▓▓▓▓▓▓▓▓▓▓▓▓▓▓▓▓▓▓▓▓▓▓▓▓▓▓▓▓▓▓▓▓▓▓▓▓▓▓▓▓▓▓▓▓▓▓▓▓▓▓▓▓▓▓▓▓▓▓▓▓▓▓
▓▓▓▓▓▓▓▓▓▓▓▓▓▓▓▓▓▓▓▓▓▓▓▓▓▓▓▓▓▓▓▓▓▓▓▓▓▓▓▓▓▓▓▓▓▓▓▓▓▓▓▓▓▓▓▓▓▓▓▓▓▓▓▓▓▓▓▓▓▓▓▓▓▓▓▓▓▓▓▓▓▓▓▓▓▓▓▓▓▓▓▓▓▓▓▓▓▓▓▓▓▓▓▓▓▓▓▓▓▓▓▓▓▓▓▓▓▓▓▓▓▓▓▓▓▓▓▓▓▓▓▓▓▓▓▓▓▓▓▓▓▓▓▓▓▓▓▓▓▓▓▓▓▓▓▓
copy to clipboard 👍 upvote 👎 downvote
fill: spaces toggle palette ▓→✊🏽
▓▓▓▓▓▓████▓▓▓▓▓▓▓▓▓▓▓▓▓▓▓▓▓▓▓▓▓▓▓▓▓▓▓▓▓▓▓▓▓▓▓▓▓▓▓▓▓▓▓▓▓▓▓▓▓▓▓▓▓▓▓▓▓▓▓▓▓▓▓▓▓▓▓▓▓▓▓▓▓▓▓▓▓▓▓▓▓▓▓▓▓▓
████▓▓░░▓▓▒▒▓▓██▓▓▓▓▓▓▓▓▓▓▓▓▓▓▓▓▓▓▓▓▓▓▓▓▓▓▓▓▓▓▓▓▓▓▓▓▓▓▓▓▓▓▓▓▓▓▓▓▓▓▓▓▓▓▓▓▓▓▓▓▓▓▓▓▓▓▓▓▓▓▓▓▓▓▓▓▓▓▓▓
▓▓░░  ▓▓██▓▓░░▓▓▓▓▓▓▓▓▓▓▓▓▓▓▓▓▓▓▓▓▓▓▓▓▓▓▓▓▓▓▓▓▓▓▓▓▓▓▓▓▓▓▓▓▓▓▓▓▓▓▓▓▓▓▓▓▓▓▓▓▓▓▓▓▓▓▓▓▓▓▓▓▓▓▓▓▓▓▓▓▓▓
▓▓    ▓▓▓▓██░░▓▓▓▓▓▓▓▓▓▓▓▓▓▓▓▓▓▓▓▓▓▓▓▓▓▓▓▓▓▓▓▓▓▓▓▓▓▓▓▓▓▓▓▓▓▓▓▓██▓▓██▓▓▓▓▓▓▓▓▓▓▓▓▓▓▓▓▓▓▓▓▓▓██░░▓▓
▓▓    ▓▓██████▓▓▓▓▓▓▓▓▓▓▓▓▓▓▓▓▓▓▓▓▓▓▓▓▓▓▓▓▓▓▓▓▓▓▓▓▓▓▓▓▓▓▓▓▓▓▓▓██░░▒▒▓▓▓▓▓▓▓▓▓▓▓▓▓▓▓▓▓▓▓▓██▓▓░░██
▒▒    ▓▓▓▓████▓▓▓▓▓▓▓▓▓▓▓▓▓▓▓▓▓▓▓▓▓▓▓▓▓▓▓▓▓▓▓▓▓▓▓▓▓▓▓▓▓▓▓▓▓▓▓▓▓▓▒▒▒▒▓▓▓▓▓▓▓▓▓▓▓▓▓▓▓▓▓▓▓▓▓▓▓▓▓▓▒▒
▓▓    ▓▓▓▓▓▓▓▓██░░▒▒▓▓▒▒▓▓▓▓▓▓▓▓░░██▓▓▒▒░░████▓▓▒▒▓▓▓▓▒▒▒▒▒▒▓▓▓▓▓▓░░██░░▓▓▓▓░░▒▒▓▓  ▓▓░░▓▓██▓▓▓▓
▓▓    ██▓▓▓▓██▒▒▒▒██▒▒  ██▒▒  ▓▓  ▒▒▓▓  ██  ██░░▓▓░░██████  ██▓▓░░  ▓▓  ▓▓▒▒▒▒██▒▒  ██    ▓▓▓▓▓▓
▓▓▒▒  ▓▓▓▓▓▓▓▓▓▓  ▓▓▒▒  ░░░░  ▒▒▓▓  ▓▓  ▓▓░░▓▓  ██  ▓▓░░▓▓▒▒░░▓▓██  ▓▓▒▒  ▓▓  ▓▓▓▓▒▒░░▓▓  ▓▓▒▒▓▓
██▓▓  ░░██▓▓██▓▓░░  ▓▓▓▓  ▓▓▓▓░░██░░  ░░▓▓  ▓▓░░░░▓▓  ██▓▓██  ▒▒██▒▒  ██▒▒░░░░  ▓▓▓▓  ██▓▓  ██▓▓
▓▓▓▓██  ░░██▓▓░░██▓▓▓▓▓▓▒▒████▓▓▓▓▓▓▓▓▒▒▒▒██▓▓██▓▓░░██▒▒▓▓██▓▓▓▓▓▓░░░░▓▓░░▓▓▓▓▓▓▓▓▓▓▓▓▓▓▓▓▓▓▓▓▓▓
▓▓▓▓▓▓▓▓    ▓▓██▓▓▓▓░░▒▒██░░██▓▓▓▓▓▓▓▓▓▓░░██▒▒▓▓▓▓  ▓▓▓▓▓▓██▓▓██▒▒  ██░░▓▓▓▓▓▓▓▓▓▓▓▓▓▓▓▓▓▓▓▓▓▓▓▓
▓▓▓▓████    ▓▓▓▓▓▓██  ██▓▓░░██▓▓▓▓▓▓▓▓████▓▓░░░░██░░▒▒▒▒▓▓░░▓▓▓▓    ██  ▓▓▓▓▓▓▓▓▓▓▓▓▓▓▓▓▓▓▓▓▓▓▓▓
▓▓▓▓██▓▓    ▓▓▓▓██▒▒  ▓▓██▒▒██▓▓▓▓▓▓▓▓▓▓░░▓▓░░▓▓░░▓▓▒▒░░░░░░▓▓▓▓  ░░▓▓▒▒▓▓▓▓▓▓▓▓▓▓▓▓▓▓▓▓▓▓▓▓▓▓▓▓
▓▓▓▓▓▓██    ██▓▓▓▓    ▓▓░░▓▓▓▓▓▓▓▓▓▓▓▓    ░░▓▓▓▓▓▓████▓▓▓▓▓▓▓▓▓▓    ▓▓▓▓▓▓▓▓██████▓▓▓▓▓▓▓▓▓▓▓▓▓▓
▓▓▓▓▓▓██    ▓▓▓▓▓▓    ██  ▓▓▓▓▓▓▓▓▓▓▓▓▓▓▒▒▓▓▓▓▓▓▓▓▓▓██▓▓██▓▓▓▓▓▓      ▓▓▓▓▓▓██▒▒▒▒▓▓▓▓██▓▓▓▓▓▓▓▓
▓▓▓▓▓▓▒▒        ▒▒░░  ▓▓▓▓▓▓  ▓▓▓▓▓▓▓▓▓▓▓▓  ██▓▓▓▓▓▓▓▓  ░░▓▓████    ░░▓▓▓▓▓▓░░▓▓▓▓▓▓▒▒▓▓▓▓▓▓▓▓▓▓
▓▓▓▓▓▓▓▓▒▒      ▒▒▒▒    ▓▓░░  ▓▓▓▓▓▓▓▓██▓▓  ▒▒▓▓▓▓▓▓  ████░░▓▓██            ██████▓▓▓▓▓▓▓▓▓▓▓▓▓▓
▓▓▓▓▓▓▓▓▓▓    ██▓▓▒▒  ░░▓▓░░    ██▓▓▓▓▓▓░░    ▓▓▓▓░░  ████░░██▓▓    ██▓▓░░▓▓░░▓▓▓▓▓▓██  ██▓▓▓▓▓▓
▓▓▓▓▓▓▓▓▓▓    ▓▓▓▓▓▓      ██    ▓▓▓▓▓▓██▓▓    ▓▓▓▓░░  ▒▒▓▓▓▓██▓▓    ▓▓▓▓██▓▓  ▓▓██▓▓▓▓  ▓▓██▓▓▓▓
▓▓▓▓▓▓▓▓██▒▒  ▒▒██▓▓      ██▓▓    ▓▓██▒▒▓▓    ██▓▓▒▒    ▓▓▓▓████    ▒▒██▒▒██░░████▓▓▓▓  ▒▒██▓▓▓▓
▓▓▓▓▓▓▓▓██▓▓    ▒▒░░    ▓▓▓▓▓▓    ░░▒▒▓▓██▓▓  ░░░░▓▓░░    ▓▓▒▒▓▓░░    ████▓▓▓▓████▓▓▓▓  ▒▒▓▓▓▓▓▓
▓▓▓▓▓▓▓▓▓▓▓▓▓▓▒▒▓▓▓▓░░  ▓▓▓▓▓▓██▒▒▒▒▓▓░░▒▒▓▓▒▒▒▒██▓▓▓▓▓▓░░▒▒██▓▓▒▒    ▓▓▓▓▓▓██████▓▓░░  ▓▓▓▓▓▓▓▓
▓▓▓▓▓▓▓▓▓▓▓▓▓▓██▓▓▓▓▓▓▒▒▓▓▓▓▓▓▓▓██▓▓      ▓▓████▓▓▓▓▓▓██▓▓██▓▓▓▓▓▓    ▓▓▓▓▓▓██▓▓██▓▓  ░░▓▓▓▓▓▓▓▓
▓▓▓▓▓▓▓▓▓▓▓▓██▒▒░░            ░░▒▒▓▓      ▓▓████▓▓▓▓██▓▓▓▓▓▓▓▓▓▓▓▓    ▓▓▓▓▓▓▓▓▓▓      ▓▓▓▓▓▓▓▓▓▓
▓▓▓▓▓▓▓▓▓▓    ░░░░▒▒▒▒░░                  ░░▒▒▓▓██▓▓██▓▓▓▓▓▓▓▓▓▓██▓▓░░▓▓██▒▒        ▓▓██▓▓▓▓▓▓▓▓
▓▓▓▓██▓▓░░██▓▓▓▓▓▓▓▓▓▓▓▓▓▓▓▓▓▓██▓▓▒▒░░                    ░░░░                  ░░██▓▓▓▓▓▓▓▓▓▓▓▓
▓▓▓▓▓▓▒▒▓▓██▓▓▓▓▓▓▓▓▓▓▓▓▓▓▓▓▓▓▓▓████▓▓      ▒▒▒▒░░                        ░░▓▓▓▓▓▓██▓▓▓▓▓▓▓▓▓▓▓▓
▓▓▓▓▓▓▓▓▓▓▓▓▓▓▓▓▓▓▓▓▓▓▓▓▓▓▓▓▓▓▓▓▓▓▓▓▓▓░░    ▒▒▓▓██▓▓▓▓▓▓████▓▓▓▓▓▓██████▓▓▓▓▓▓▓▓▓▓▓▓▓▓▓▓▓▓▓▓▓▓▓▓
▓▓▓▓████▓▓▓▓▓▓▓▓▓▓▓▓▓▓▓▓▓▓▓▓▓▓▓▓▓▓██▓▓▒▒      ▓▓██▒▒  ░░░░▓▓▓▓██  ████▓▓▒▒▓▓▓▓▓▓▓▓▓▓▓▓▓▓▓▓▓▓▓▓▓▓
▓▓▓▓▓▓▓▓████▓▓▓▓▓▓▓▓▓▓▓▓▓▓▓▓▓▓▓▓▓▓▓▓▓▓██      ██▓▓  ▒▒▓▓▓▓▓▓██▓▓  ▓▓▓▓▓▓    ██▓▓▓▓▓▓▓▓▓▓▓▓▓▓▓▓▓▓
▓▓▓▓██▒▒  ▓▓▓▓▓▓▓▓▓▓▓▓▓▓▓▓▓▓▓▓▓▓▓▓▓▓▓▓▓▓      ██░░  ▒▒▓▓▓▓▓▓░░▒▒  ▓▓▓▓██    ▓▓▓▓▓▓▓▓▓▓▓▓▓▓▓▓▓▓▓▓
▓▓▓▓▓▓▓▓  ▓▓▓▓▓▓▓▓▓▓▓▓▓▓▓▓▓▓▓▓▓▓▓▓▓▓▓▓▓▓      ▓▓▒▒    ▓▓▓▓██▓▓▓▓    ▓▓▓▓░░  ▒▒▓▓▓▓▓▓▓▓▓▓▓▓▓▓▓▓▓▓
▓▓▓▓▓▓▓▓▓▓▓▓▓▓▓▓▓▓▓▓▓▓▓▓▓▓▓▓▓▓▓▓▓▓▓▓▓▓▓▓      ▓▓▓▓    ░░▓▓▓▓▒▒▓▓░░      ▓▓    ██▓▓████▓▓▓▓▓▓▓▓▓▓
▓▓▓▓▓▓▓▓▓▓▓▓▓▓▓▓▓▓▓▓▓▓▓▓▓▓▓▓▓▓▓▓▓▓▓▓▓▓██      ▓▓██▓▓    ░░▓▓░░████▒▒▒▒██▓▓    ▒▒▓▓████▓▓▓▓▓▓▓▓▓▓
▓▓▓▓▓▓▓▓▓▓▓▓▓▓▓▓▓▓▓▓▓▓▓▓▓▓▓▓▓▓▓▓▓▓▓▓▓▓▓▓░░    ▓▓████▒▒    ░░████▓▓▓▓▓▓  ▒▒    ▓▓██▓▓░░██▓▓▓▓▓▓▓▓
▓▓▓▓▓▓▓▓▓▓▓▓▓▓▓▓▓▓▓▓▓▓▓▓▓▓▓▓▓▓▓▓▓▓▓▓▓▓██░░    ▓▓▓▓▓▓▓▓▓▓██▓▓▓▓▓▓▓▓▓▓▒▒██▓▓    ▓▓▓▓▓▓▓▓▓▓▒▒██▓▓▓▓
▓▓▓▓▓▓▓▓▓▓▓▓▓▓▓▓▓▓▓▓▓▓▓▓██▓▓▓▓▓▓▓▓▓▓▓▓▓▓      ████▓▓▓▓▓▓▓▓▓▓▓▓▓▓▓▓▓▓▒▒██░░    ▓▓▓▓▓▓      ▓▓▓▓▓▓
▓▓▓▓▓▓▓▓▓▓▓▓▓▓▓▓▓▓▓▓▓▓▓▓▓▓▒▒████▓▓▓▓▓▓▓▓      ▓▓▓▓▓▓▓▓▓▓▓▓▓▓▓▓▓▓▓▓▓▓        ░░██▓▓▓▓░░    ██▓▓▓▓